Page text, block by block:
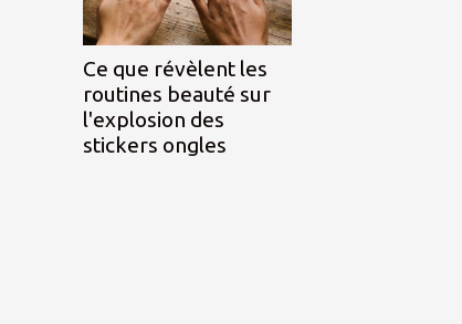
Ce que révèlent les
routines beauté sur
l'explosion des
stickers ongles